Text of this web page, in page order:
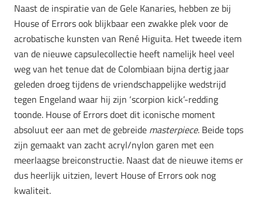
Naast de inspiratie van de Gele Kanaries, hebben ze bij
House of Errors ook blijkbaar een zwakke plek voor de
acrobatische kunsten van René Higuita. Het tweede item
van de nieuwe capsulecollectie heeft namelijk heel veel
weg van het tenue dat de Colombiaan bijna dertig jaar
geleden droeg tijdens de vriendschappelijke wedstrijd
tegen Engeland waar hij zijn ‘scorpion kick’-redding
toonde. House of Errors doet dit iconische moment
absoluut eer aan met de gebreide masterpiece. Beide tops
zijn gemaakt van zacht acryl/nylon garen met een
meerlaagse breiconstructie. Naast dat de nieuwe items er
dus heerlijk uitzien, levert House of Errors ook nog
kwaliteit.